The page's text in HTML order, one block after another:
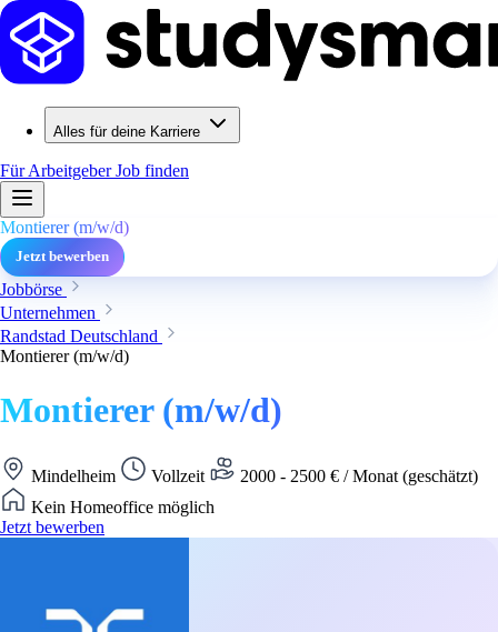
Alles für deine Karriere
Für ArbeitgeberJob finden
Montierer (m/w/d)
Jetzt bewerben
Jobbörse
Unternehmen
Randstad Deutschland
Montierer (m/w/d)
Montierer (m/w/d)
Mindelheim Vollzeit
2000 - 2500 € / Monat (geschätzt)
Kein Homeoffice möglich
Jetzt bewerben